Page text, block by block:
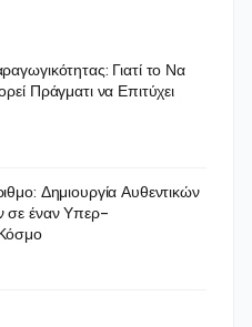
Γιατί το Να
Πράγματι να Επιτύχει
Δημιουργία Αυθεντικών
σε έναν Υπερ-